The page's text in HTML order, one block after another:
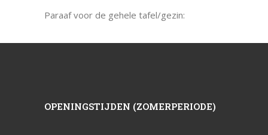
Paraaf voor de gehele tafel/gezin:
OPENINGSTIJDEN (ZOMERPERIODE)